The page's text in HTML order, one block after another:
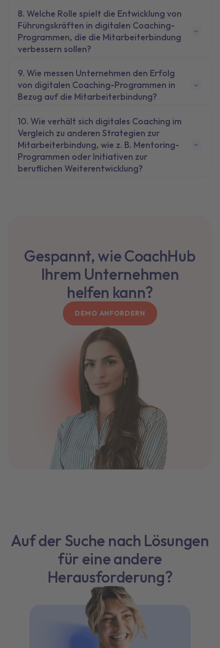
Welche Rolle spielt die Entwicklung von
Führungskräften in digitalen Coaching-
Programmen, die die Mitarbeiterbindung
verbessern sollen?
Wie messen Unternehmen den Erfolg
von digitalen Coaching-Programmen in
Bezug auf die Mitarbeiterbindung?
Wie verhält sich digitales Coaching im
Vergleich zu anderen Strategien zur
Mitarbeiterbindung, wie z. B. Mentoring-
Programmen oder Initiativen zur
beruflichen Weiterentwicklung?
Gespannt, wie CoachHub
Ihrem Unternehmen
helfen kann?
DEMO ANFORDERN
Auf der Suche nach Lösungen
für eine andere
Herausforderung?